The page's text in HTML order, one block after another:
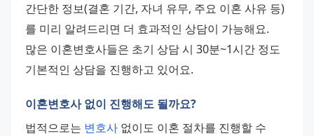
간단한 정보(결혼 기간, 자녀 유무, 주요 이혼 사유 등)
를 미리 알려드리면 더 효과적인 상담이 가능해요.
많은 이혼변호사들은 초기 상담 시 30분~1시간 정도
기본적인 상담을 진행하고 있어요.
이혼변호사 없이 진행해도 될까요?
법적으로는 변호사 없이도 이혼 절차를 진행할 수